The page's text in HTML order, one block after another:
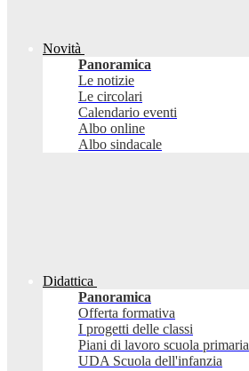
Novità
Panoramica
Le notizie
Le circolari
Calendario eventi
Albo online
Albo sindacale
Didattica
Panoramica
Offerta formativa
I progetti delle classi
Piani di lavoro scuola primaria
UDA Scuola dell'infanzia